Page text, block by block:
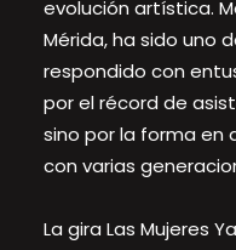
evolución artística.
Mérida, ha sido uno
respondido con
por el récord de
sino por la forma en
con varias
La gira Las Mujeres